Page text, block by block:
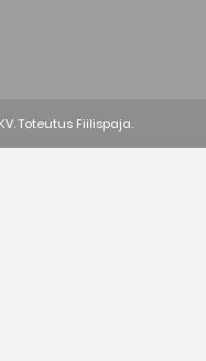
Toteutus Fiilispaja.